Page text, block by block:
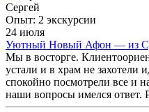
Сергей
Опыт: 2 экскурсии
24 июля
Уютный Новый Афон — из
Мы в восторге.
устали и в храм не
спокойно посмотрели все и
наши вопросы имелся ответ.